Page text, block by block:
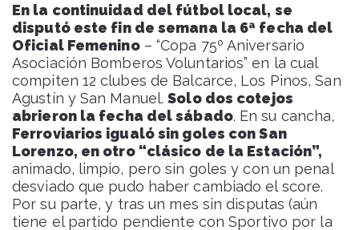
En la continuidad del fútbol local, se
disputó este fin de semana la 6ª fecha del
Oficial Femenino– “Copa 75º Aniversario
Asociación Bomberos Voluntarios” en la cual
compiten 12 clubes de Balcarce, Los Pinos, San
Agustín y San Manuel.Solo dos cotejos
abrieron la fecha del sábado. En su cancha,
Ferroviarios igualó sin goles con San
Lorenzo, en otro “clásico de la Estación”,
animado, limpio, pero sin goles y con un penal
desviado que pudo haber cambiado el score.
Por su parte, y tras un mes sin disputas (aún
tiene el partido pendiente con Sportivo por la